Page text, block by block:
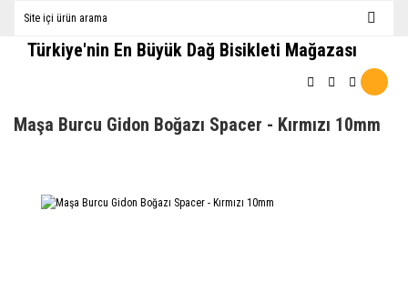
Türkiye'nin En Büyük Dağ Bisikleti Mağazası
Maşa Burcu Gidon Boğazı Spacer - Kırmızı 10mm